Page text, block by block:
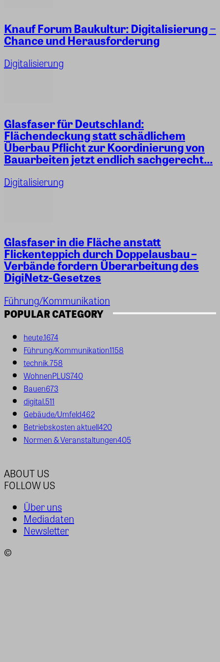
Knauf Forum Baukultur: Digitalisierung −
Chance und Herausforderung
Digitalisierung
Glasfaser für Deutschland:
Flächendeckung statt schädlichem
Überbau Pflicht zur Koordinierung von
Bauarbeiten jetzt endlich sachgerecht...
Digitalisierung
Glasfaser in die Fläche anstatt
Flickenteppich durch Doppelausbau –
Verbände fordern Überarbeitung des
DigiNetz-Gesetzes
Führung/Kommunikation
POPULAR CATEGORY
heute.1674
Führung/Kommunikation1158
technik.758
WohnenPLUS740
Bauen673
digital.511
Gebäude/Umfeld462
Betriebskosten aktuell420
Normen & Veranstaltungen405
ABOUT US
FOLLOW US
Über uns
Mediadaten
Newsletter
©